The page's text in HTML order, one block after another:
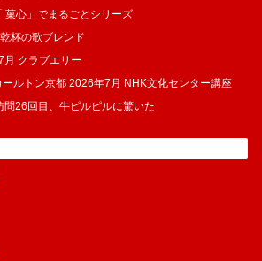
菓​心」でまるごとシリーズ
杯の歌ブレンド
クラブエリー
ルトン京都 2026年7月 NHK文化センター講座
26回目、牛ピルピルに驚いた